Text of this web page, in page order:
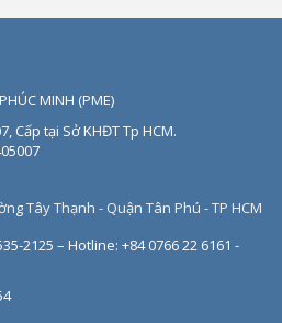
MINH (PME)
Cấp tại Sở KHĐT Tp HCM.
Tây Thạnh - Quận Tân Phú - TP HCM
2125 – Hotline: +84 0766 22 6161 -